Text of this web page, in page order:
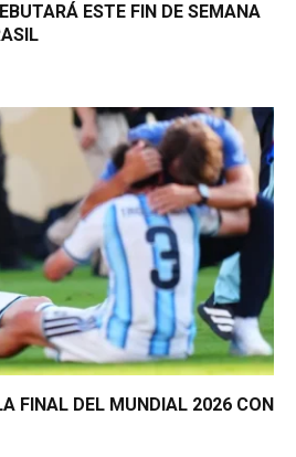
ESTE FIN DE SEMANA
FINAL DEL MUNDIAL 2026 CON